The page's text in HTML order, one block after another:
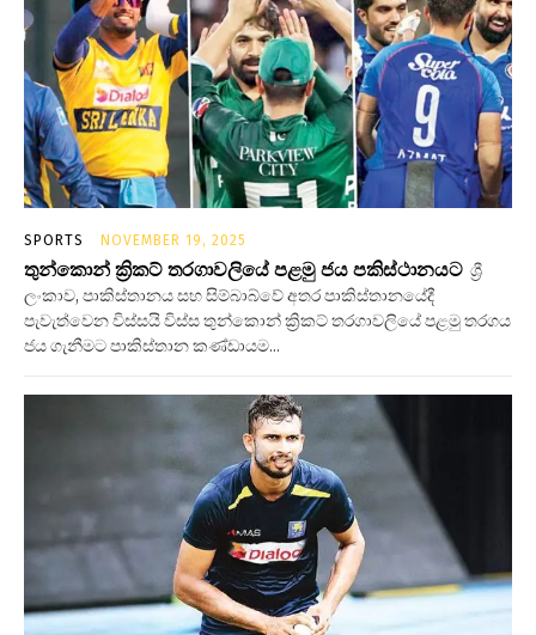
SPORTS NOVEMBER 19, 2025
තුන්කොන් ක්‍රිකට් තරගාවලියේ පළමු ජය පකිස්ථානයට ශ්‍රී
ලංකාව, පාකිස්තානය සහ සිම්බාබ්වේ අතර පාකිස්තානයේදී
පැවැත්වෙන විස්සයි විස්ස තුන්කොන් ක්‍රිකට් තරගාවලියේ පළමු තරගය
ජය ගැනීමට පාකිස්තාන කණ්ඩායම...